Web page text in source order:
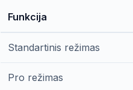
Funkcija
Standartinis režimas
Pro režimas